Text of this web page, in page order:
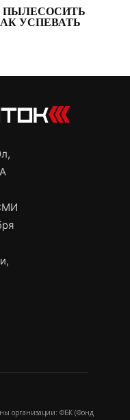
ПЫЛЕСОСИТЬ
УСПЕВАТЬ
организации: ФБК (Фонд